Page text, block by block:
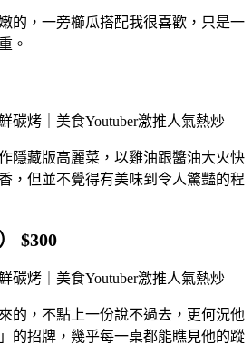
的，一旁櫛瓜搭配我很喜歡，只是一
。
隱藏版高麗菜，以雞油跟醬油大火快
，但並不覺得有美味到令人驚豔的程
$300
的，不點上一份說不過去，更何況他
的招牌，幾乎每一桌都能瞧見他的蹤